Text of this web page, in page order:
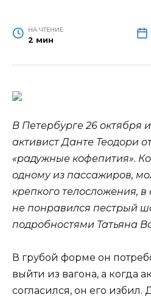
НА ЧТЕНИЕ
2 мин
В Петербурге 26 октября
активист Данте Теодори
«радужные кофепития».
одному из пассажиров,
крепкого телосложения,
не понравился пестрый
подробностями Татьяна
В грубой форме он
выйти из вагона, а когда
согласился, он его избил.